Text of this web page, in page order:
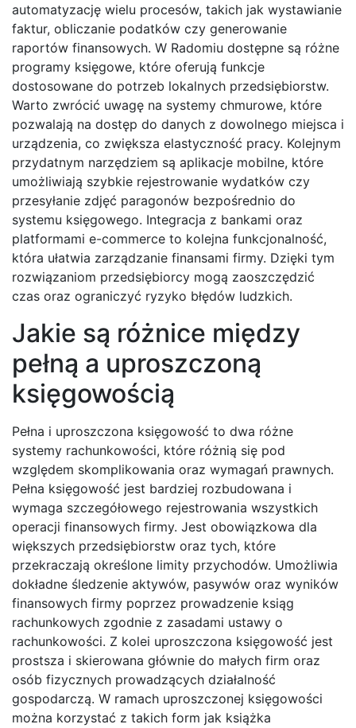
automatyzację wielu procesów, takich jak wystawianie
faktur, obliczanie podatków czy generowanie
raportów finansowych. W Radomiu dostępne są różne
programy księgowe, które oferują funkcje
dostosowane do potrzeb lokalnych przedsiębiorstw.
Warto zwrócić uwagę na systemy chmurowe, które
pozwalają na dostęp do danych z dowolnego miejsca i
urządzenia, co zwiększa elastyczność pracy. Kolejnym
przydatnym narzędziem są aplikacje mobilne, które
umożliwiają szybkie rejestrowanie wydatków czy
przesyłanie zdjęć paragonów bezpośrednio do
systemu księgowego. Integracja z bankami oraz
platformami e-commerce to kolejna funkcjonalność,
która ułatwia zarządzanie finansami firmy. Dzięki tym
rozwiązaniom przedsiębiorcy mogą zaoszczędzić
czas oraz ograniczyć ryzyko błędów ludzkich.
Jakie są różnice między
pełną a uproszczoną
księgowością
Pełna i uproszczona księgowość to dwa różne
systemy rachunkowości, które różnią się pod
względem skomplikowania oraz wymagań prawnych.
Pełna księgowość jest bardziej rozbudowana i
wymaga szczegółowego rejestrowania wszystkich
operacji finansowych firmy. Jest obowiązkowa dla
większych przedsiębiorstw oraz tych, które
przekraczają określone limity przychodów. Umożliwia
dokładne śledzenie aktywów, pasywów oraz wyników
finansowych firmy poprzez prowadzenie ksiąg
rachunkowych zgodnie z zasadami ustawy o
rachunkowości. Z kolei uproszczona księgowość jest
prostsza i skierowana głównie do małych firm oraz
osób fizycznych prowadzących działalność
gospodarczą. W ramach uproszczonej księgowości
można korzystać z takich form jak książka